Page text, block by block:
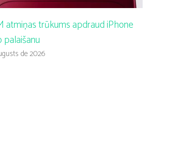
atmiņas trūkums apdraud iPhone
palaišanu
de 2026